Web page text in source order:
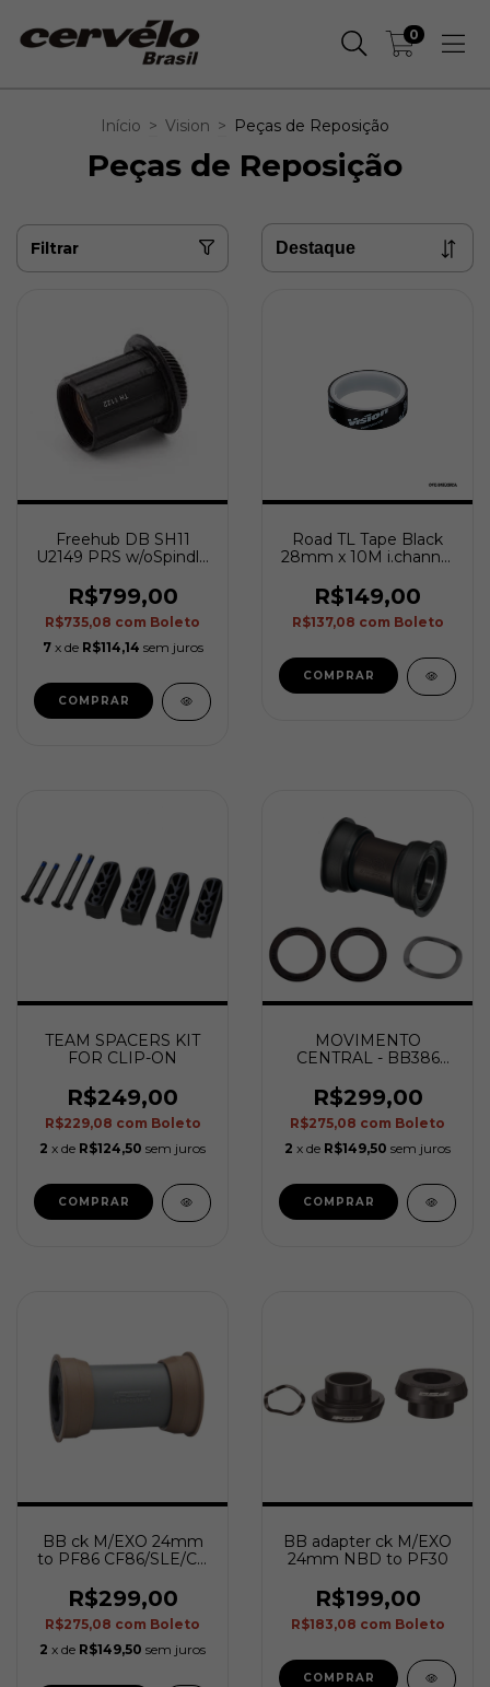
0
Início > Vision > Peças de Reposição
Peças de Reposição
Filtrar
Freehub DB SH11
U2149 PRS w/oSpindle
R$799,00
R$735,08 com Boleto
7 x de R$114,14 sem juros
Road TL Tape Black
28mm x 10M i.channel
R$149,00
R$137,08 com Boleto
TEAM SPACERS KIT
FOR CLIP-ON
R$249,00
R$229,08 com Boleto
2 x de R$124,50 sem juros
MOVIMENTO
CENTRAL - BB386
PF6000/CZ
R$299,00
R$275,08 com Boleto
2 x de R$149,50 sem juros
BB ck M/EXO 24mm
to PF86 CF86/SLE/CZ
R$299,00
R$275,08 com Boleto
2 x de R$149,50 sem juros
BB adapter ck M/EXO
24mm NBD to PF30
R$199,00
R$183,08 com Boleto